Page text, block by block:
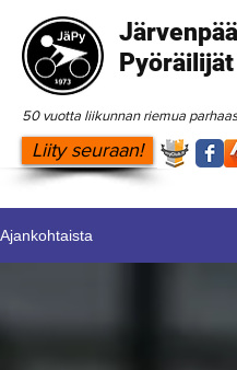
50 vuotta liikunnan riemua
Liity seuraan!
Ajankohtaista